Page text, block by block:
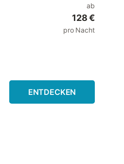
ab
128 €
pro Nacht
ENTDECKEN